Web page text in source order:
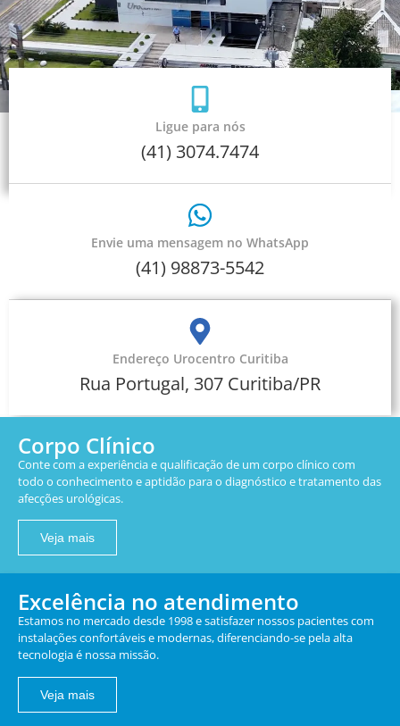
Ligue para nós
(41) 3074.7474
Envie uma mensagem no WhatsApp
(41) 98873-5542
Endereço Urocentro Curitiba
Rua Portugal, 307 Curitiba/PR
Corpo Clínico
Conte com a experiência e qualificação de um corpo clínico com
todo o conhecimento e aptidão para o diagnóstico e tratamento das
afecções urológicas.
Veja mais
Excelência no atendimento
Estamos no mercado desde 1998 e satisfazer nossos pacientes com
instalações confortáveis e modernas, diferenciando-se pela alta
tecnologia é nossa missão.
Veja mais